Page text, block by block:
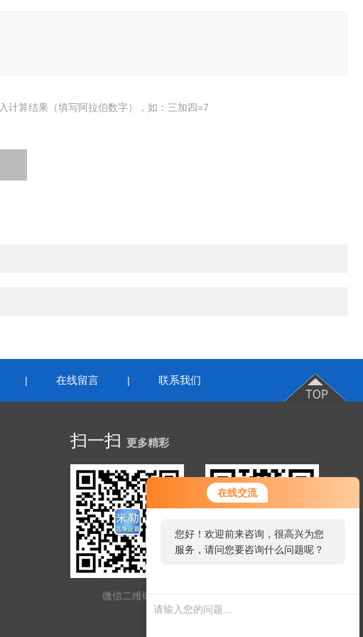
在线交流
您好！欢迎前来咨询，很高兴为您
服务，请问您要咨询什么问题呢？
了需求产品，您可以直接在线与我
联系！
计算结果（填写阿拉伯数字），如：三加四=7
| 在线留言 | 联系我们
扫一扫 更多精彩
微信二维码